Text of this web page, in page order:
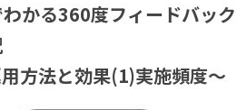
かる360度フィードバック
方法と効果(1)実施頻度〜